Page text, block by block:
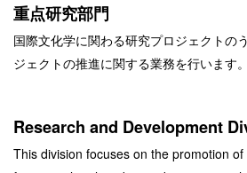
重点研究部門
国際文化学に関わる研究プロジェクトの
ジェクトの推進に関する業務を行います。
Research and Development
This division focuses on the promotion